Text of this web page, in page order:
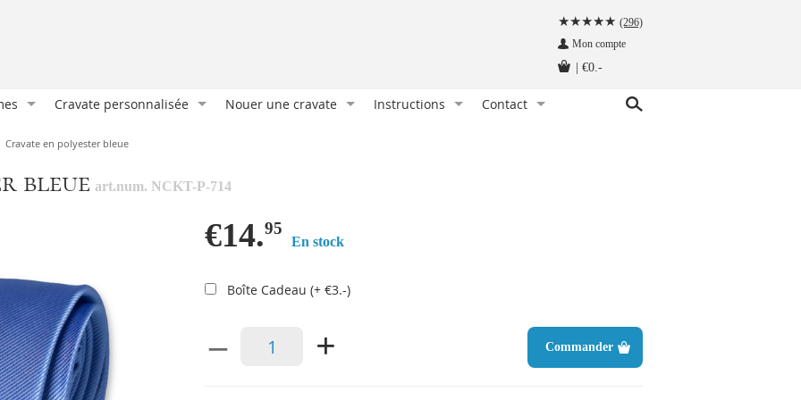
(296)
Mon compte
€0.-
Cravate personnalisée
Cravates et foulards
Accessoires personnalisés
Nouer une cravate
Nœud oriental
Double nœud Windsor
Nœud Manhattan
Instructions
Contact
Cravate en polyester bleue
bleue art.num. NCKT-P-714
€14.95
En stock
Boîte Cadeau (+ €3.-)
– + Commander